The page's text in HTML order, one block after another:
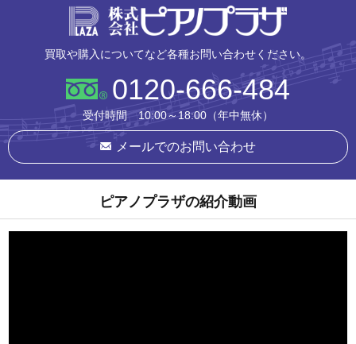
買取や購入についてなど各種お問い合わせください。
0120-666-484
受付時間 10:00～18:00（年中無休）
メールでのお問い合わせ
ピアノプラザの紹介動画